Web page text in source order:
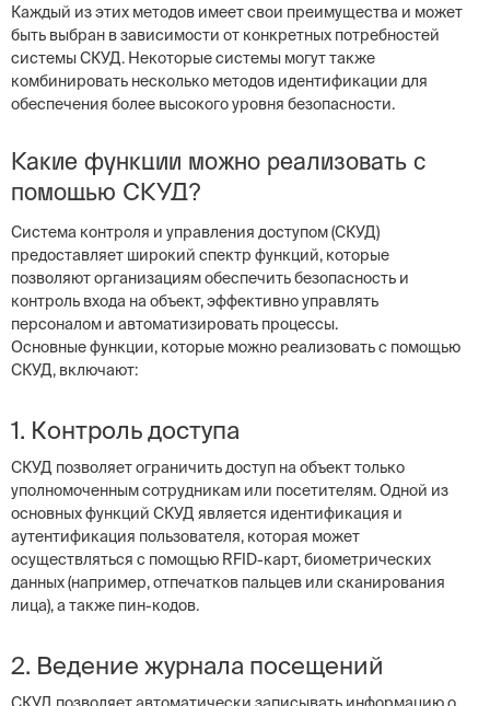
Каждый из этих методов имеет свои преимущества и может
быть выбран в зависимости от конкретных потребностей
системы СКУД. Некоторые системы могут также
комбинировать несколько методов идентификации для
обеспечения более высокого уровня безопасности.
Какие функции можно реализовать с
помощью СКУД?
Система контроля и управления доступом (СКУД)
предоставляет широкий спектр функций, которые
позволяют организациям обеспечить безопасность и
контроль входа на объект, эффективно управлять
персоналом и автоматизировать процессы.
Основные функции, которые можно реализовать с помощью
СКУД, включают:
1. Контроль доступа
СКУД позволяет ограничить доступ на объект только
уполномоченным сотрудникам или посетителям. Одной из
основных функций СКУД является идентификация и
аутентификация пользователя, которая может
осуществляться с помощью RFID-карт, биометрических
данных (например, отпечатков пальцев или сканирования
лица), а также пин-кодов.
2. Ведение журнала посещений